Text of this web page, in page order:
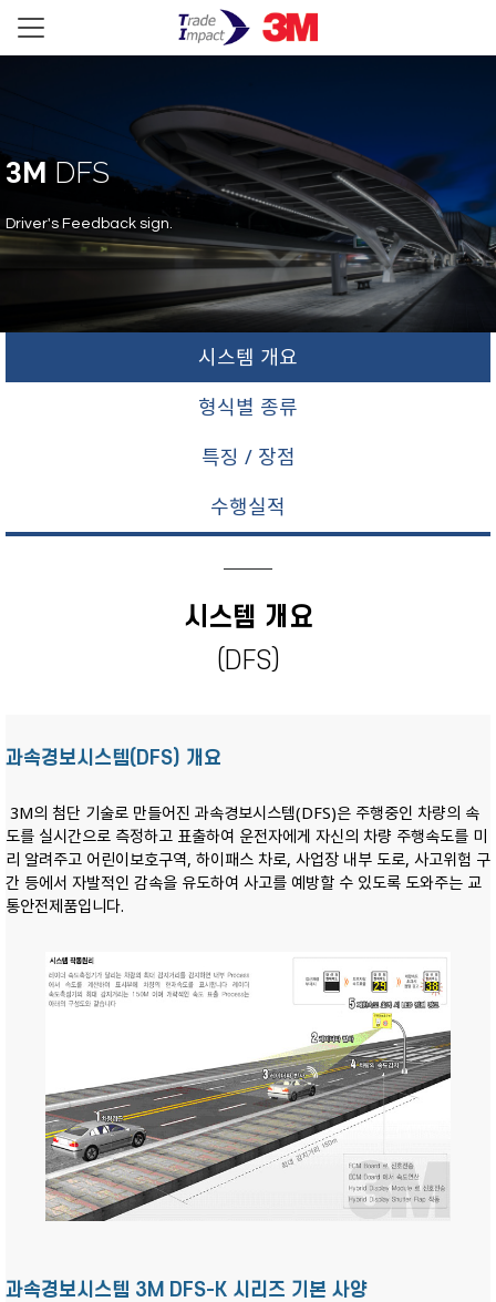
3M DFS
Driver's Feedback sign.
시스템 개요
형식별 종류
특징 / 장점
수행실적
시스템 개요
(DFS)
과속경보시스템(DFS) 개요
3M의 첨단 기술로 만들어진 과속경보시스템(DFS)은 주행중인 차량의 속
도를 실시간으로 측정하고 표출하여 운전자에게 자신의 차량 주행속도를 미
리 알려주고 어린이보호구역, 하이패스 차로, 사업장 내부 도로, 사고위험 구
간 등에서 자발적인 감속을 유도하여 사고를 예방할 수 있도록 도와주는 교
통안전제품입니다.
과속경보시스템 3M DFS-K 시리즈 기본 사양